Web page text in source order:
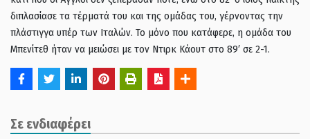
διπλασίασε τα τέρματά του και της ομάδας του, γέρνοντας την
πλάστιγγα υπέρ των Ιταλών. Το μόνο που κατάφερε, η ομάδα του
Μπενίτεθ ήταν να μειώσει με τον Ντιρκ Κάουτ στο 89′ σε 2-1.
Σε ενδιαφέρει